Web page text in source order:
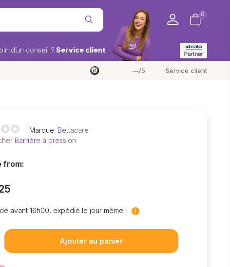
0
d’un conseil ? Service client
—/5 Service client
Marque: Bettacare
Barrière à pression
from:
avant 16h00, expédié le jour même !
Ajouter au panier